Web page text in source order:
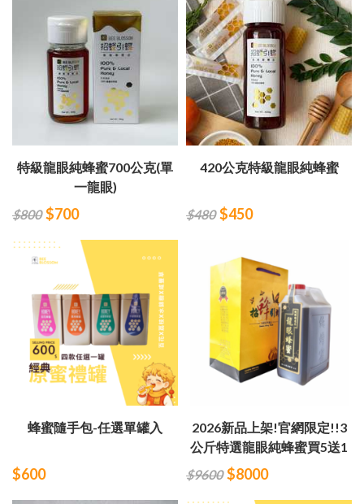
特級龍眼純蜂蜜700公克(單
一龍眼)
$800 $700
420公克特級龍眼純蜂蜜
$480 $450
蜂蜜隨手包-任選單罐入
$600
2026新品上架!官網限定!!3
公斤特選龍眼純蜂蜜買5送1
$9600 $8000